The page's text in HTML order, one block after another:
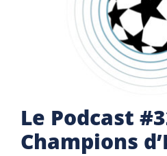
Le Podcast
Champions